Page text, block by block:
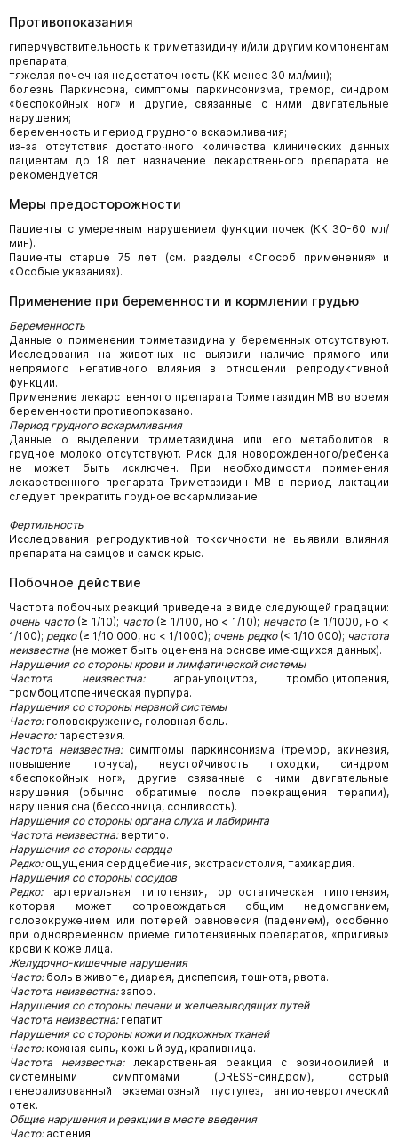
Противопоказания
гиперчувствительность к триметазидину и/или другим компонентам
препарата;
тяжелая почечная недостаточность (КК менее 30 мл/мин);
болезнь Паркинсона, симптомы паркинсонизма, тремор, синдром
«беспокойных ног» и другие, связанные с ними двигательные
нарушения;
беременность и период грудного вскармливания;
из-за отсутствия достаточного количества клинических данных
пациентам до 18 лет назначение лекарственного препарата не
рекомендуется.
Меры предосторожности
Пациенты с умеренным нарушением функции почек (КК 30-60 мл/
мин).
Пациенты старше 75 лет (см. разделы «Способ применения» и
«Особые указания»).
Применение при беременности и кормлении грудью
Беременность
Данные о применении триметазидина у беременных отсутствуют.
Исследования на животных не выявили наличие прямого или
непрямого негативного влияния в отношении репродуктивной
функции.
Применение лекарственного препарата Триметазидин МВ во время
беременности противопоказано.
Период грудного вскармливания
Данные о выделении триметазидина или его метаболитов в
грудное молоко отсутствуют. Риск для новорожденного/ребенка
не может быть исключен. При необходимости применения
лекарственного препарата Триметазидин МВ в период лактации
следует прекратить грудное вскармливание.
Фертильность
Исследования репродуктивной токсичности не выявили влияния
препарата на самцов и самок крыс.
Побочное действие
Частота побочных реакций приведена в виде следующей градации:
очень часто(≥ 1/10); часто(≥ 1/100, но < 1/10); нечасто(≥ 1/1000, но <
1/100); редко(≥ 1/10 000, но < 1/1000); очень редко(< 1/10 000); частота
неизвестна (не может быть оценена на основе имеющихся данных).
Нарушения со стороны крови и лимфатической системы
Частота неизвестна:агранулоцитоз, тромбоцитопения,
тромбоцитопеническая пурпура.
Нарушения со стороны нервной системы
Часто:головокружение, головная боль.
Нечасто:парестезия.
Частота неизвестна:симптомы паркинсонизма (тремор, акинезия,
повышение тонуса), неустойчивость походки, синдром
«беспокойных ног», другие связанные с ними двигательные
нарушения (обычно обратимые после прекращения терапии),
нарушения сна (бессонница, сонливость).
Нарушения со стороны органа слуха и лабиринта
Частота неизвестна:вертиго.
Нарушения со стороны сердца
Редко:ощущения сердцебиения, экстрасистолия, тахикардия.
Нарушения со стороны сосудов
Редко:артериальная гипотензия, ортостатическая гипотензия,
которая может сопровождаться общим недомоганием,
головокружением или потерей равновесия (падением), особенно
при одновременном приеме гипотензивных препаратов, «приливы»
крови к коже лица.
Желудочно-кишечные нарушения
Часто:боль в животе, диарея, диспепсия, тошнота, рвота.
Частота неизвестна:запор.
Нарушения со стороны печени и желчевыводящих путей
Частота неизвестна:гепатит.
Нарушения со стороны кожи и подкожных тканей
Часто:кожная сыпь, кожный зуд, крапивница.
Частота неизвестна:лекарственная реакция с эозинофилией и
системными симптомами (DRESS-синдром), острый
генерализованный экзематозный пустулез, ангионевротический
отек.
Общие нарушения и реакции в месте введения
Часто:астения.